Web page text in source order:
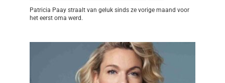
Patricia Paay straalt van geluk sinds ze vorige maand voor
het eerst oma werd.